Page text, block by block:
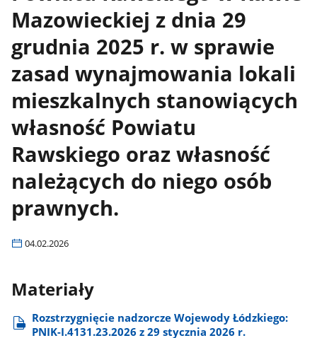
Mazowieckiej z dnia 29
grudnia 2025 r. w sprawie
zasad wynajmowania lokali
mieszkalnych stanowiących
własność Powiatu
Rawskiego oraz własność
należących do niego osób
prawnych.
04.02.2026
Materiały
Rozstrzygnięcie nadzorcze Wojewody Łódzkiego:
PNIK-I.4131.23.2026 z 29 stycznia 2026 r.